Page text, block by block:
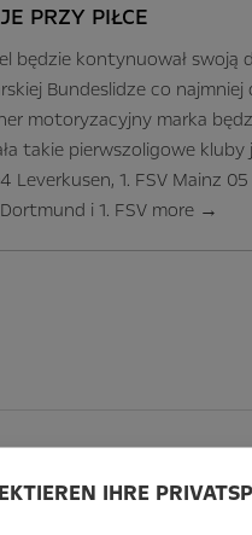
IHRE
PRZY PIŁCE
będzie kontynuował swoją
Bundeslidze co najmniej
motoryzacyjny marka
takie pierwszoligowe kluby
Leverkusen, 1. FSV Mainz 05
i 1. FSV more →